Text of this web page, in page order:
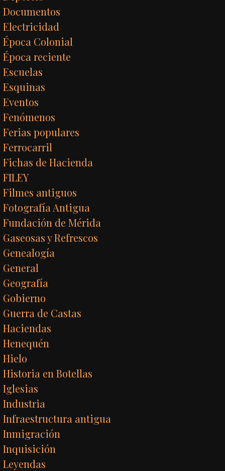
Documentos
Electricidad
Época Colonial
Época reciente
Escuelas
Esquinas
Eventos
Fenómenos
Ferias populares
Ferrocarril
Fichas de Hacienda
FILEY
Filmes antiguos
Fotografía Antigua
Fundación de Mérida
Gaseosas y Refrescos
Genealogía
General
Geografía
Gobierno
Guerra de Castas
Haciendas
Henequén
Hielo
Historia en Botellas
Iglesias
Industria
Infraestructura antigua
Inmigración
Inquisición
Leyendas